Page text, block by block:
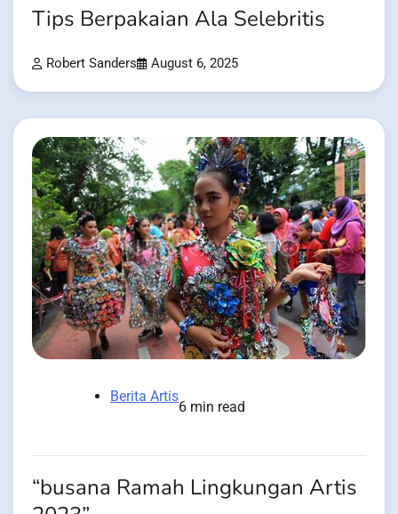
Tips Berpakaian Ala Selebritis
Robert Sanders August 6, 2025
Berita Artis
6 min read
“busana Ramah Lingkungan Artis